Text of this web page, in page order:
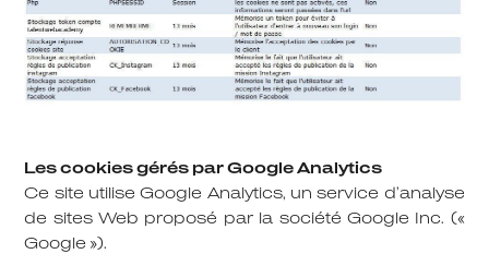
Les cookies gérés par Google Analytics
Ce site utilise Google Analytics, un service d’analyse
de sites Web proposé par la société Google Inc. («
Google »).